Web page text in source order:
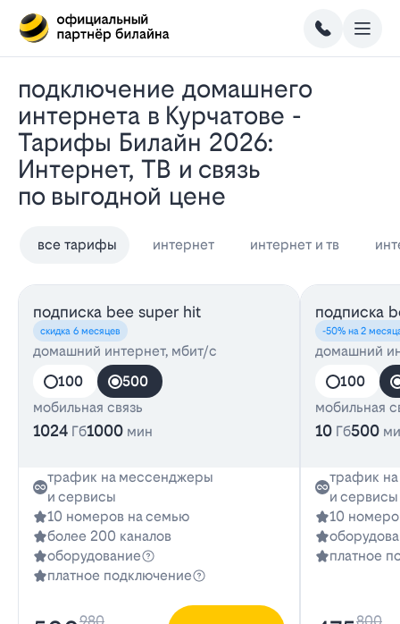
Подключение домашнего
интернета в Курчатове -
Тарифы Билайн 2026:
Интернет, ТВ и связь
по выгодной цене
все тарифы интернет интернет и тв
подписка bee super hit
скидка 6 месяцев
домашний интернет, мбит/с
100
500
мобильная связь
1024 Гб1000 мин
трафик на мессенджеры
и сервисы
10 номеров на семью
более 200 каналов
оборудование
платное подключение
980
подписка
-50% на 2
домашний
100
мобильная
10 Гб500
трафик
и сервисы
10
платное
800